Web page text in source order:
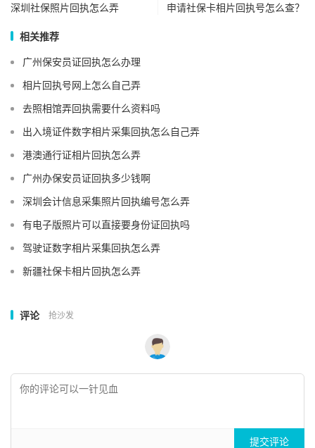
深圳社保照片回执怎么弄 申请社保卡相片回执号怎么查？
相关推荐
广州保安员证回执怎么办理
相片回执号网上怎么自己弄
去照相馆弄回执需要什么资料吗
出入境证件数字相片采集回执怎么自己弄
港澳通行证相片回执怎么弄
广州办保安员证回执多少钱啊
深圳会计信息采集照片回执编号怎么弄
有电子版照片可以直接要身份证回执吗
驾驶证数字相片采集回执怎么弄
新疆社保卡相片回执怎么弄
评论 抢沙发
提交评论